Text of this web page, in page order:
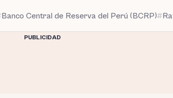
Banco Central de Reserva del Perú (BCRP)
PUBLICIDAD